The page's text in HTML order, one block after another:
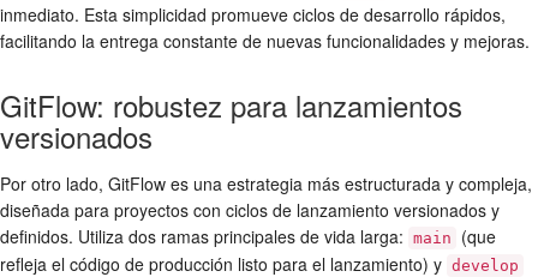
inmediato. Esta simplicidad promueve ciclos de desarrollo rápidos,
facilitando la entrega constante de nuevas funcionalidades y mejoras.
GitFlow: robustez para lanzamientos
versionados
Por otro lado, GitFlow es una estrategia más estructurada y compleja,
diseñada para proyectos con ciclos de lanzamiento versionados y
definidos. Utiliza dos ramas principales de vida larga: main
(que
refleja el código de producción listo para el lanzamiento) y develop